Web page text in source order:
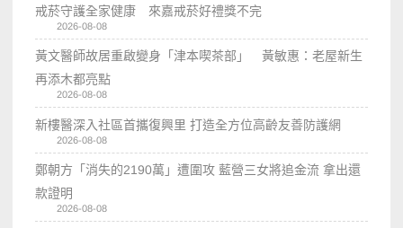
戒菸守護全家健康 來嘉戒菸好禮獎不完
2026-08-08
黃文醫師故居重啟變身「津本喫茶部」 黃敏惠：老屋新生
再添木都亮點
2026-08-08
新樓醫深入社區首攜復興里 打造全方位高齡友善防護網
2026-08-08
鄭朝方「消失的2190萬」遭圍攻 藍營三女將追金流 拿出還
款證明
2026-08-08